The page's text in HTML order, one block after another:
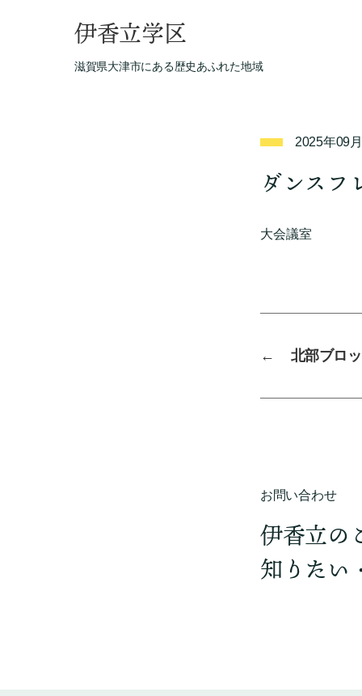
伊香立学区
滋賀県大津市にある歴史あふれた地域
2025年09
ダンスフ
大会議室
← 北部ブロ
お問い合わせ
伊香立の
知りたい